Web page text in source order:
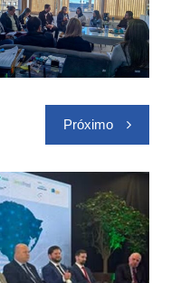
Próximo